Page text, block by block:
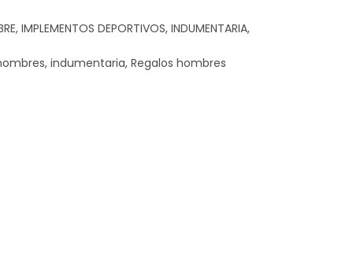
, IMPLEMENTOS DEPORTIVOS, INDUMENTARIA,
, indumentaria, Regalos hombres